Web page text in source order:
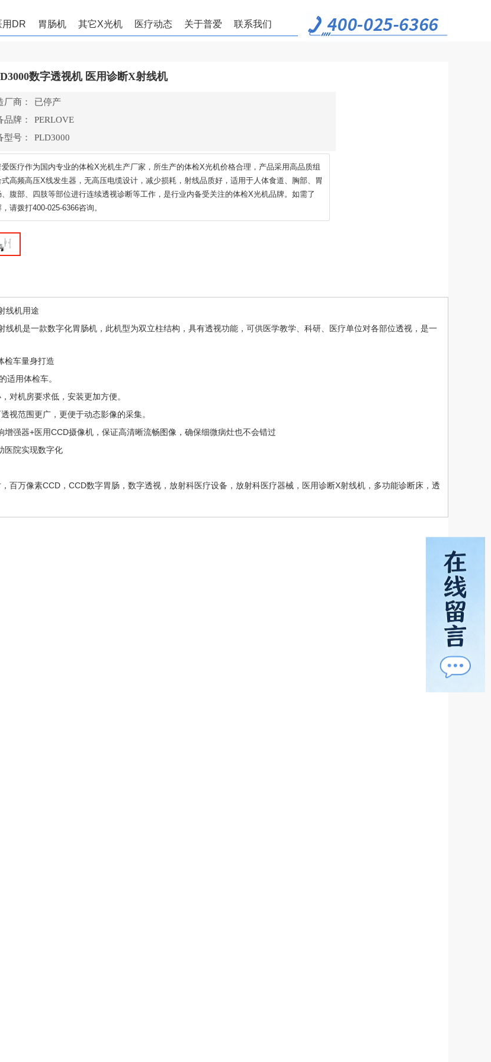
用DR 胃肠机 其它X光机 医疗动态 关于普爱 联系我们
数字透视机 医用诊断X射线机
厂商：
已停产
品牌：
PERLOVE
型号：
PLD3000
爱医疗作为国内专业的体检X光机生产厂家，所生产的体检X光机价格合理，产品采用高品质组
式高频高压X线发生器，无高压电缆设计，减少损耗，射线品质好，适用于人体食道、胸部、胃
、腹部、四肢等部位进行连续透视诊断等工作，是行业内备受关注的体检X光机品牌。如需了
请拨打400-025-6366咨询。
线机用途
线机是一款数字化胃肠机，此机型为双立柱结构，具有透视功能，可供医学教学、科研、医疗单位对各部位透视，是一
检车量身打造
适用体检车。
对机房要求低，安装更加方便。
视范围更广，更便于动态影像的采集。
增强器+医用CCD摄像机，保证高清晰流畅图像，确保细微病灶也不会错过
医院实现数字化
百万像素CCD，CCD数字胃肠，数字透视，放射科医疗设备，放射科医疗器械，医用诊断X射线机，多功能诊断床，透